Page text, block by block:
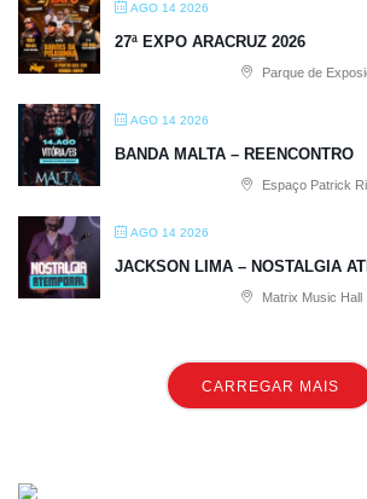
AGO 14 2026
27ª EXPO ARACRUZ 2026
Parque de
AGO 14 2026
BANDA MALTA – REENCONTRO
Espaço Patrick
AGO 14 2026
JACKSON LIMA – NOSTALGIA
Matrix Music Hall
CARREGAR MAIS